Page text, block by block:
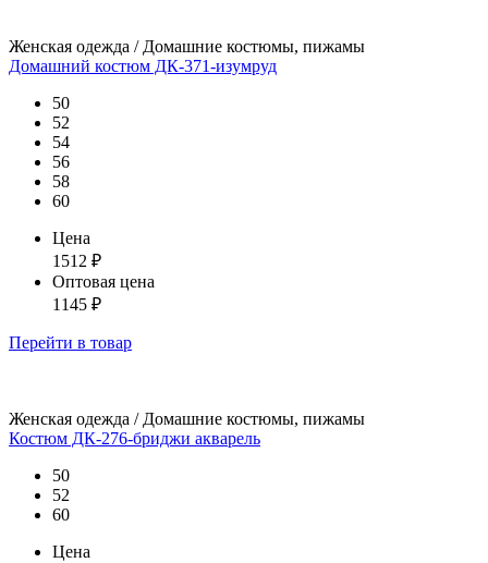
Женская одежда / Домашние костюмы, пижамы
Домашний костюм ДК-371-изумруд
50
52
54
56
58
60
Цена
1512 ₽
Оптовая цена
1145 ₽
Перейти в товар
Женская одежда / Домашние костюмы, пижамы
Костюм ДК-276-бриджи акварель
50
52
60
Цена